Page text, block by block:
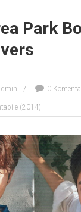
Park
0
(2014)